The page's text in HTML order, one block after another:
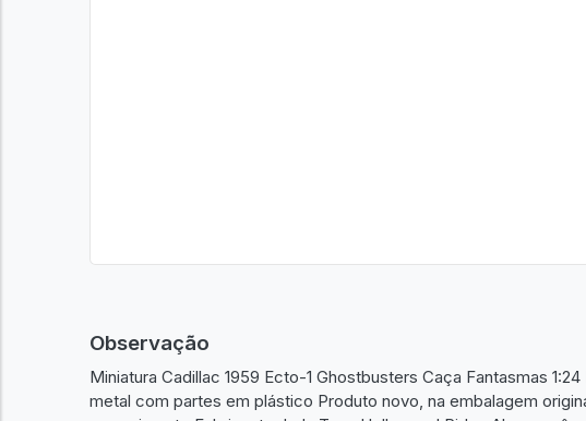
Observação
Miniatura Cadillac 1959 Ecto-1 Ghostbusters Caça Fantasmas
metal com partes em plástico Produto novo, na embalagem